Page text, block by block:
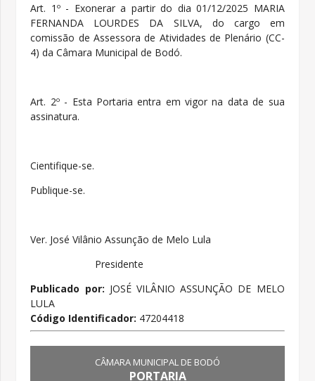
Art. 1º - Exonerar a partir do dia 01/12/2025 MARIA
FERNANDA LOURDES DA SILVA, do cargo em
comissão de Assessora de Atividades de Plenário (CC-
4) da Câmara Municipal de Bodó.
Art. 2º - Esta Portaria entra em vigor na data de sua
assinatura.
Cientifique-se.
Publique-se.
Ver. José Vilânio Assunção de Melo Lula
Presidente
Publicado por: JOSÉ VILÂNIO ASSUNÇÃO DE MELO
LULA
Código Identificador: 47204418
CÂMARA MUNICIPAL DE BODÓ
PORTARIA